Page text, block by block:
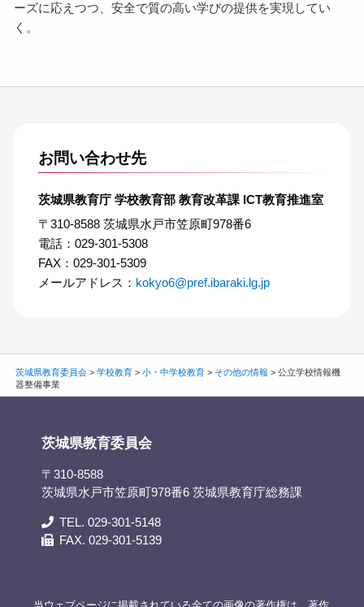
ーズに応えつつ、安全で質の高い学びの提供を実現してい
く。
お問い合わせ先
茨城県教育庁 学校教育部 教育改革課 ICT教育推進室
〒310-8588 茨城県水戸市笠原町978番6
電話：029-301-5308
FAX：029-301-5309
メールアドレス： kokyo6@pref.ibaraki.lg.jp
茨城県教育委員会> 学校教育> 小・中学校教育> その他の情報 > 公立学校情報機
器整備事業
茨城県教育委員会
〒310-8588
茨城県水戸市笠原町978番6 茨城県教育庁総務課
TEL. 029-301-5148
FAX. 029-301-5139